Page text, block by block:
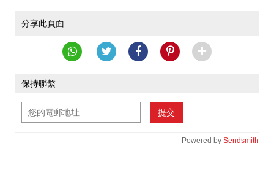
分享此頁面
保持聯繫
提交
Powered by Sendsmith